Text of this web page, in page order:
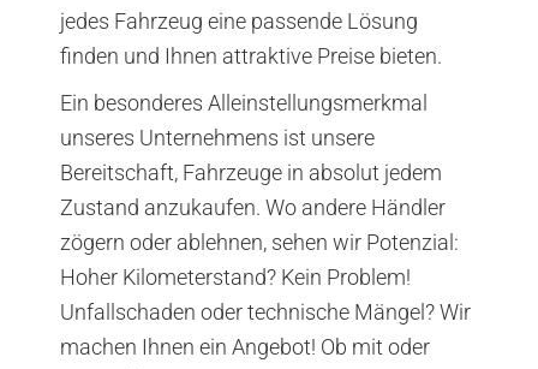
jedes Fahrzeug eine passende Lösung
finden und Ihnen attraktive Preise bieten.
Ein besonderes Alleinstellungsmerkmal
unseres Unternehmens ist unsere
Bereitschaft, Fahrzeuge in absolut jedem
Zustand anzukaufen. Wo andere Händler
zögern oder ablehnen, sehen wir Potenzial:
Hoher Kilometerstand? Kein Problem!
Unfallschaden oder technische Mängel? Wir
machen Ihnen ein Angebot! Ob mit oder